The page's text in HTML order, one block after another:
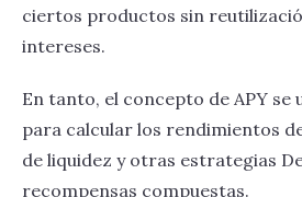
ciertos productos sin
intereses.
En tanto, el concepto de APY se
para calcular los rendimientos
de liquidez y otras estrategias
recompensas compuestas.